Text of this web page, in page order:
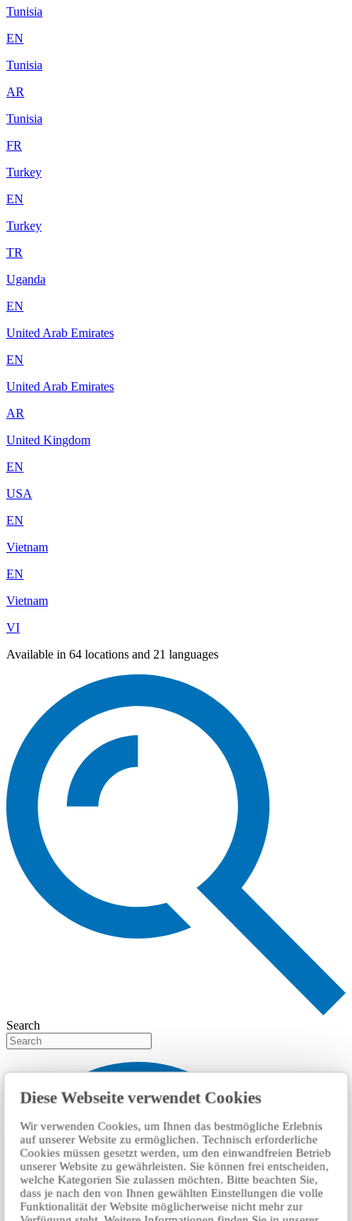
Diese Webseite verwendet Cookies
Wir verwenden Cookies, um Ihnen das bestmögliche Erlebnis
auf unserer Website zu ermöglichen. Technisch erforderliche
Cookies müssen gesetzt werden, um den einwandfreien Betrieb
unserer Website zu gewährleisten. Sie können frei entscheiden,
welche Kategorien Sie zulassen möchten. Bitte beachten Sie,
dass je nach den von Ihnen gewählten Einstellungen die volle
Funktionalität der Website möglicherweise nicht mehr zur
Tunisia
EN
Tunisia
AR
Tunisia
FR
Turkey
EN
Turkey
TR
Uganda
EN
United Arab Emirates
EN
United Arab Emirates
AR
United Kingdom
EN
USA
EN
Vietnam
EN
Vietnam
VI
Available in 64 locations and 21 languages
Search